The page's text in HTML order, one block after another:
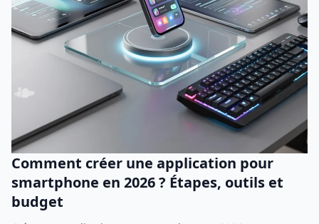
Comment créer une application pour
smartphone en 2026 ? Étapes, outils et
budget